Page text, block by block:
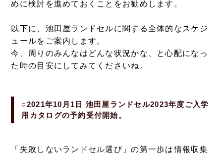
めに検討を進めておくことをお勧めします。
以下に、池田屋ランドセルに関する全体的なスケジ
ュールをご案内します。
今、周りのみんなはどんな状況かな、と心配になっ
た時の目安にしてみてくださいね。
○2021年10月1日 池田屋ランドセル2023年度ご入学
用カタログの予約受付開始。
「失敗しないランドセル選び」の第一歩は情報収集